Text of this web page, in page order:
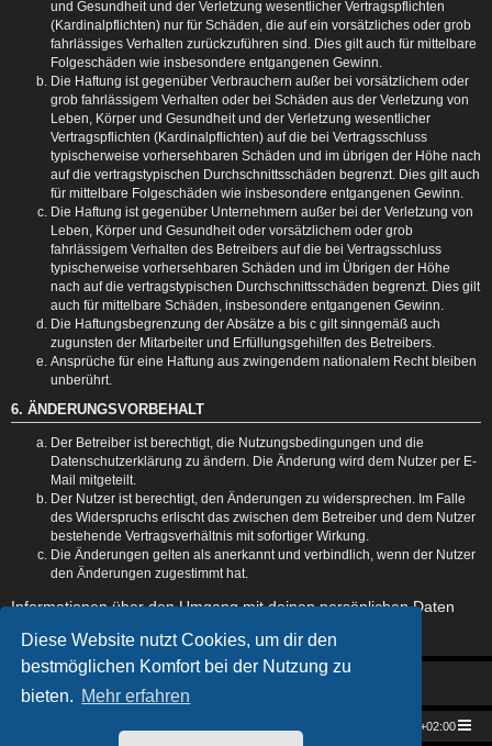
Diese Website nutzt Cookies, um dir den
bestmöglichen Komfort bei der Nutzung zu
bieten. Mehr erfahren
und Gesundheit und der Verletzung wesentlicher Vertragspflichten
(Kardinalpflichten) nur für Schäden, die auf ein vorsätzliches oder grob
fahrlässiges Verhalten zurückzuführen sind. Dies gilt auch für mittelbare
Folgeschäden wie insbesondere entgangenen Gewinn.
Die Haftung ist gegenüber Verbrauchern außer bei vorsätzlichem oder
grob fahrlässigem Verhalten oder bei Schäden aus der Verletzung von
Leben, Körper und Gesundheit und der Verletzung wesentlicher
Vertragspflichten (Kardinalpflichten) auf die bei Vertragsschluss
typischerweise vorhersehbaren Schäden und im übrigen der Höhe nach
auf die vertragstypischen Durchschnittsschäden begrenzt. Dies gilt auch
für mittelbare Folgeschäden wie insbesondere entgangenen Gewinn.
Die Haftung ist gegenüber Unternehmern außer bei der Verletzung von
Leben, Körper und Gesundheit oder vorsätzlichem oder grob
fahrlässigem Verhalten des Betreibers auf die bei Vertragsschluss
typischerweise vorhersehbaren Schäden und im Übrigen der Höhe
nach auf die vertragstypischen Durchschnittsschäden begrenzt. Dies gilt
auch für mittelbare Schäden, insbesondere entgangenen Gewinn.
Die Haftungsbegrenzung der Absätze a bis c gilt sinngemäß auch
zugunsten der Mitarbeiter und Erfüllungsgehilfen des Betreibers.
Ansprüche für eine Haftung aus zwingendem nationalem Recht bleiben
unberührt.
6. ÄNDERUNGSVORBEHALT
Der Betreiber ist berechtigt, die Nutzungsbedingungen und die
Datenschutzerklärung zu ändern. Die Änderung wird dem Nutzer per E-
Mail mitgeteilt.
Der Nutzer ist berechtigt, den Änderungen zu widersprechen. Im Falle
des Widerspruchs erlischt das zwischen dem Betreiber und dem Nutzer
bestehende Vertragsverhältnis mit sofortiger Wirkung.
Die Änderungen gelten als anerkannt und verbindlich, wenn der Nutzer
den Änderungen zugestimmt hat.
Informationen über den Umgang mit deinen persönlichen Daten
UTC+02:00